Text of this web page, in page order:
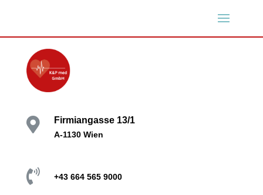
 Firmiangasse 13/1
A-1130 Wien
 +43 664 565 9000